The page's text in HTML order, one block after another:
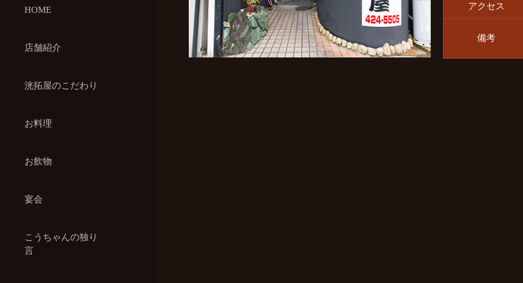
HOME
店舗紹介
洸拓屋のこだわり
お料理
お飲物
宴会
こうちゃんの独り
言
アクセス
備考